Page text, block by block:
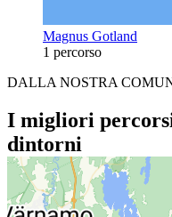
Magnus Gotland
1 percorso
DALLA NOSTRA
I migliori
dintorni